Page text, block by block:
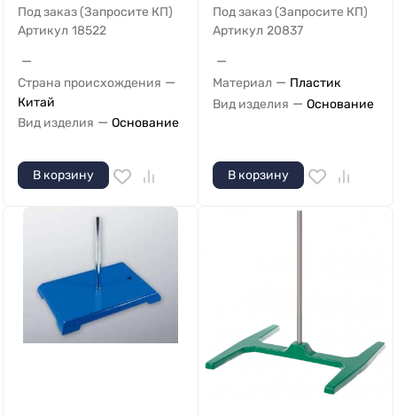
Под заказ (Запросите КП)
Артикул 18522
—
Страна происхождения —
Китай
Вид изделия — Основание
В корзину
Под заказ (Запросите КП)
Артикул 20837
—
Материал — Пластик
Вид изделия — Основание
В корзину